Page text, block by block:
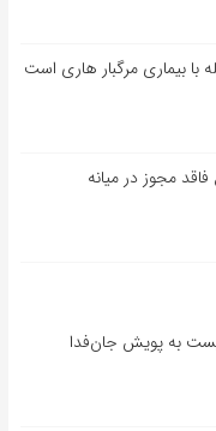
با بیماری مرگبار هاری است
به پویش جان‌فدا